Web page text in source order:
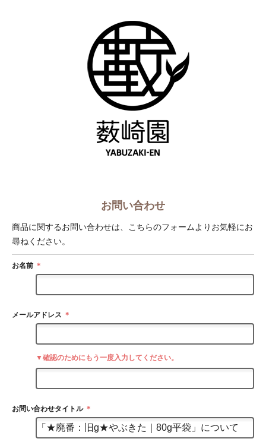
お問い合わせ
商品に関するお問い合わせは、こちらのフォームよりお気軽にお
尋ねください。
お名前 ＊
メールアドレス ＊
▼確認のためにもう一度入力してください。
お問い合わせタイトル ＊